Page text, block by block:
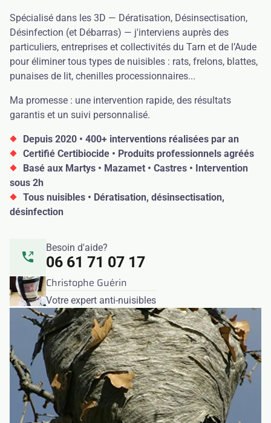
Spécialisé dans les 3D — Dératisation, Désinsectisation,
Désinfection (et Débarras) — j'interviens auprès des
particuliers, entreprises et collectivités du Tarn et de l’Aude
pour éliminer tous types de nuisibles : rats, frelons, blattes,
punaises de lit, chenilles processionnaires...
Ma promesse : une intervention rapide, des résultats
garantis et un suivi personnalisé.
Depuis 2020 • 400+ interventions réalisées par an
Certifié Certibiocide • Produits professionnels agréés
Basé aux Martys • Mazamet • Castres • Intervention
sous 2h
Tous nuisibles • Dératisation, désinsectisation,
désinfection
Besoin d'aide?
06 61 71 07 17
Christophe Guérin
Votre expert anti-nuisibles